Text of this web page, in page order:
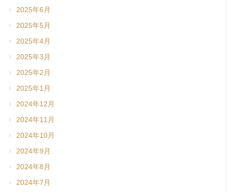
2025年6月
2025年5月
2025年4月
2025年3月
2025年2月
2025年1月
2024年12月
2024年11月
2024年10月
2024年9月
2024年8月
2024年7月